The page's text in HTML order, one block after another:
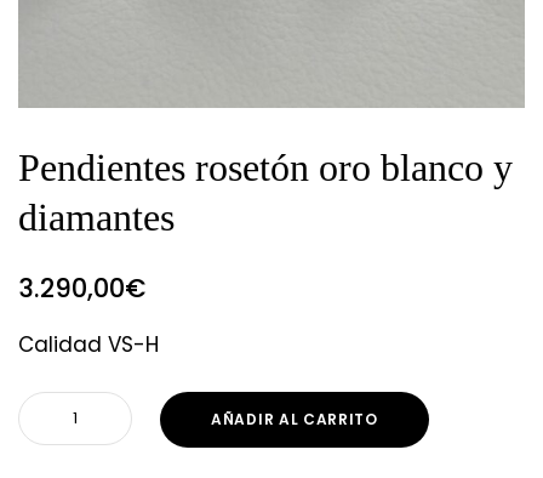
Pendientes rosetón oro blanco y
diamantes
3.290,00€
Calidad VS-H
AÑADIR AL CARRITO